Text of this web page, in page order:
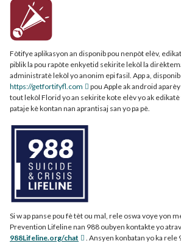
Fòtifye aplikasyon an disponib pou nenpòt elèv,
piblik la pou rapòte enkyetid sekirite lekòl la
administratè lekòl yo anonim epi fasil. App a,
https://getfortifyfl.com
pou Apple ak android
tout lekòl Florid yo an sekirite kote elèv yo ak edikatè
pataje kè kontan nan aprantisaj san yo pa pè.
Si w ap panse pou fè tèt ou mal, rele oswa voye yon
Prevention Lifeline nan 988 oubyen kontakte yo
988Lifeline.org/chat
. Ansyen konbatan yo ka rele